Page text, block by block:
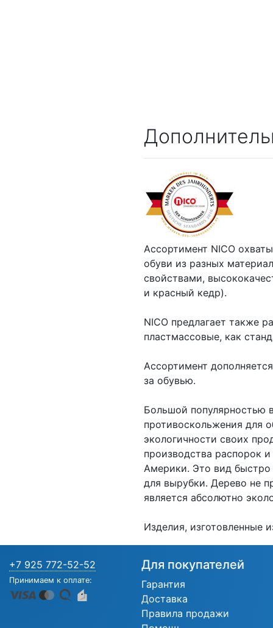
Ассортимент NICO
обуви из разных
свойствами,
и красный кедр).
NICO предлагает также
пластмассовые, как
Ассортимент
за обувью.
Большой популярностью
противоскольжения для
экологичности своих
производства распорок
Америки. Это вид быстро
для вырубки. Дерево не
является абсолютно
Изделия, изготовленные
+7 925 772-52-52
Принимаем к оплате:
Для покупателей
Гарантия
Доставка
Правила продажи